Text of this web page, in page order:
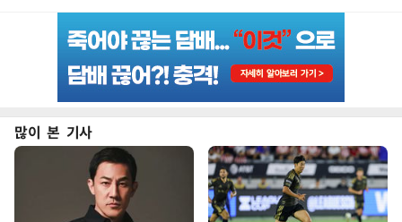
많이 본 기사